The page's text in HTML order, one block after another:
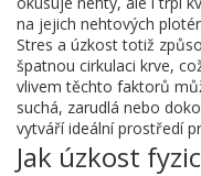
na jejich nehtových
Stres a úzkost totiž
špatnou cirkulaci krve,
vlivem těchto faktorů
suchá, zarudlá nebo
vytváří ideální prostředí
Jak úzkost